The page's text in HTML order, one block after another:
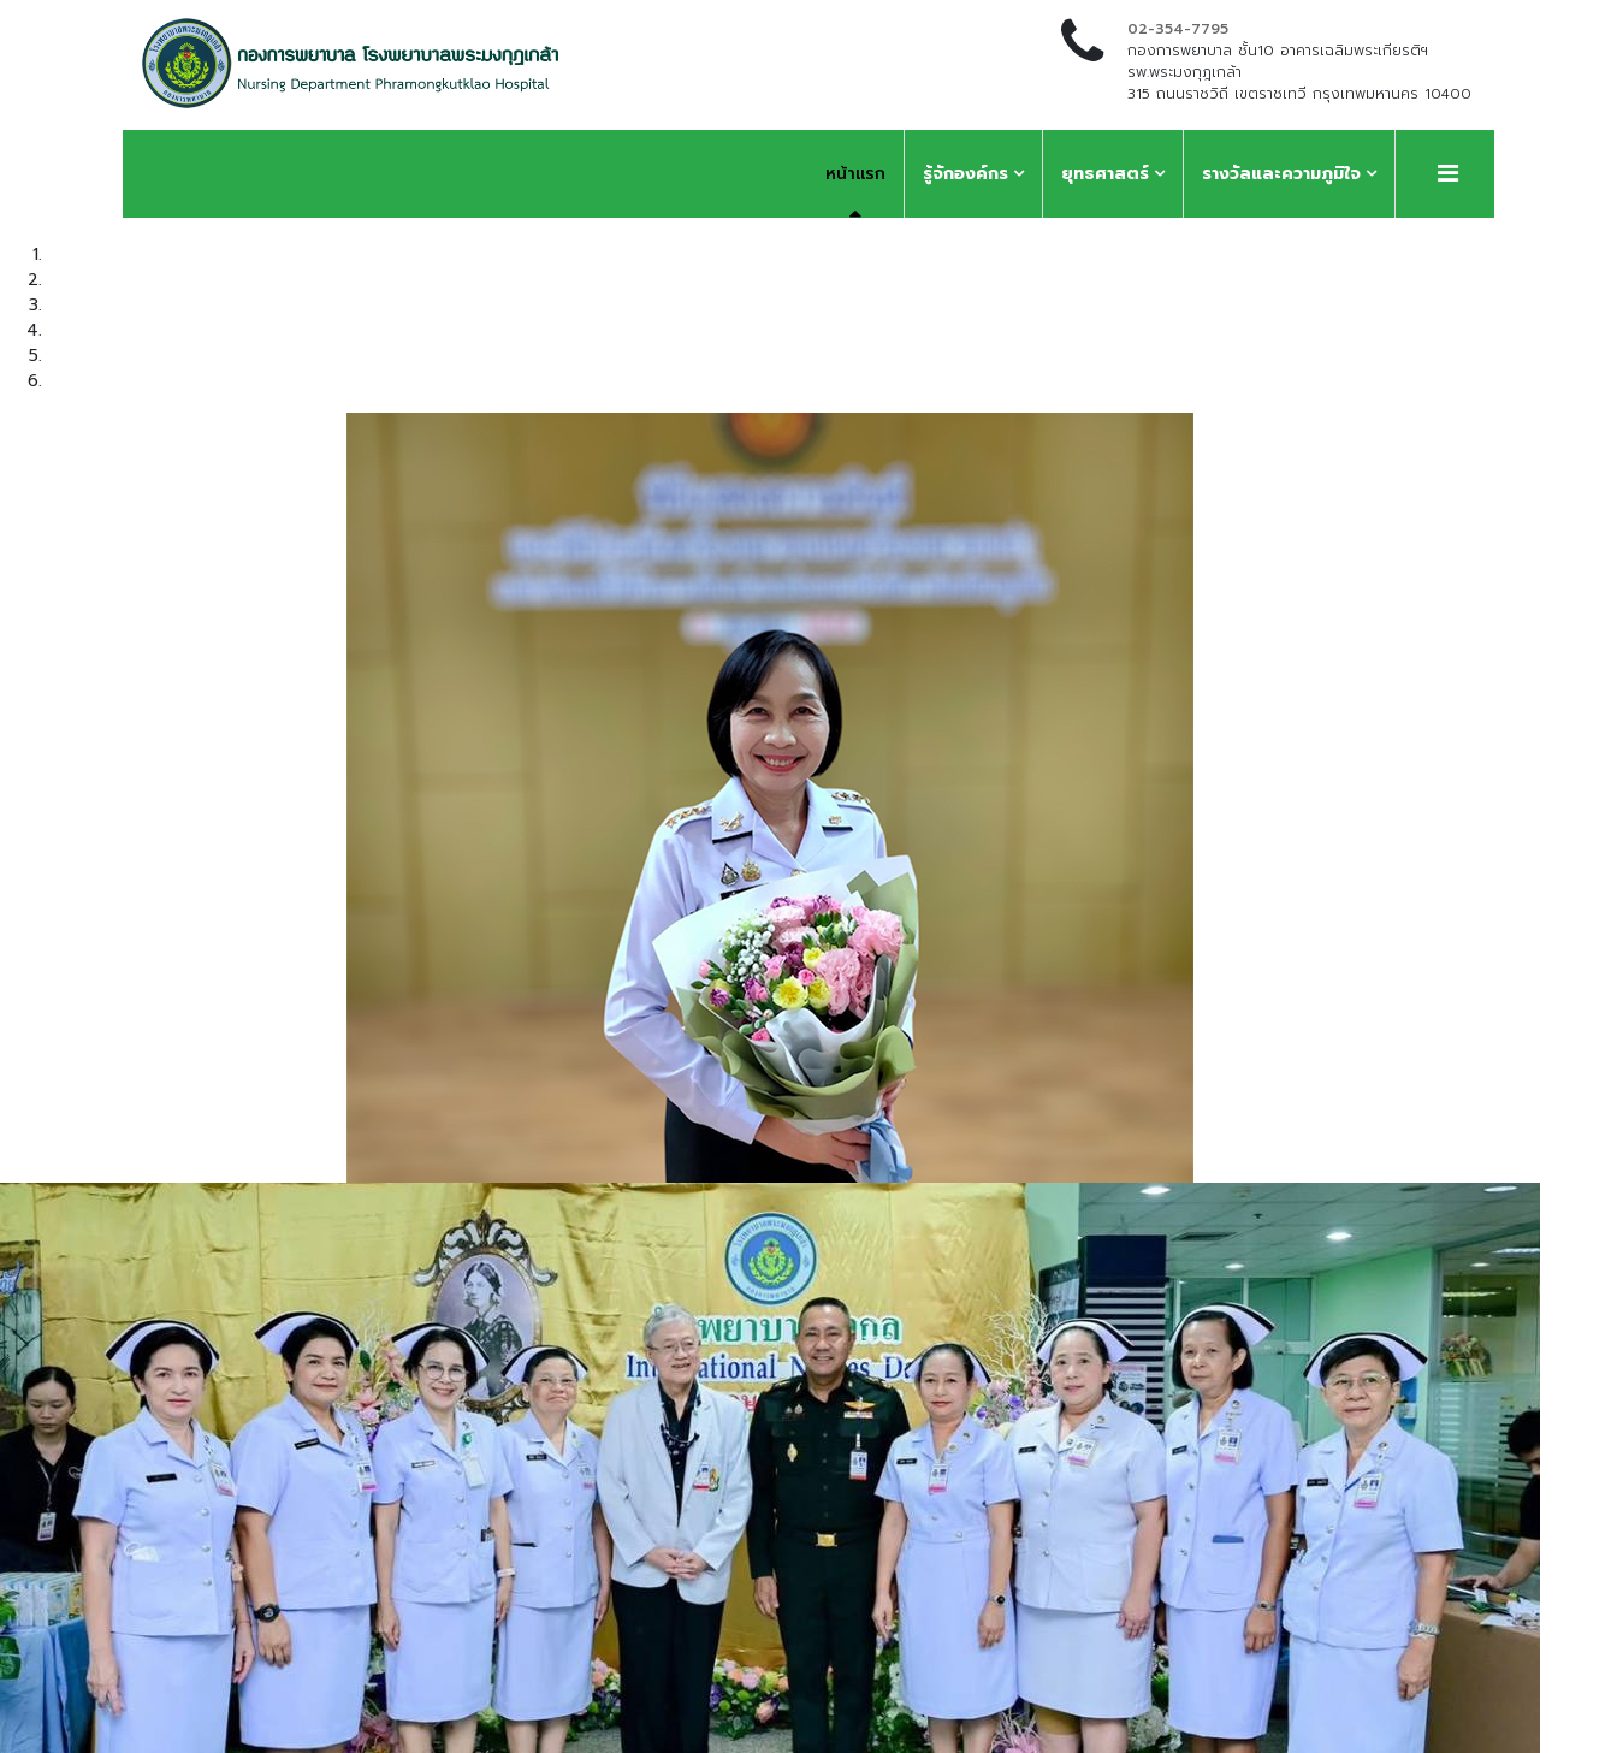
02-354-7795
กองการพยาบาล ชั้น10 อาคารเฉลิมพระเกียรติฯ
รพ.พระมงกุฎเกล้า
315 ถนนราชวิถี เขตราชเทวี กรุงเทพมหานคร 10400
หน้าแรก รู้จักองค์กร ยุทธศาสตร์ รางวัลและความภูมิใจ